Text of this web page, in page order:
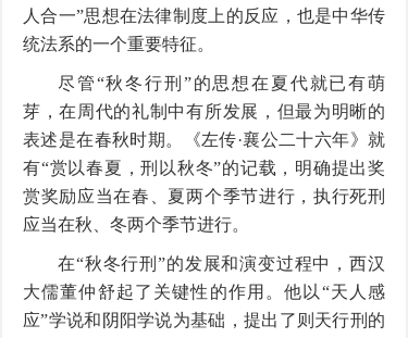
人合一”思想在法律制度上的反应，也是中华传
统法系的一个重要特征。
尽管“秋冬行刑”的思想在夏代就已有萌
芽，在周代的礼制中有所发展，但最为明晰的
表述是在春秋时期。《左传·襄公二十六年》就
有“赏以春夏，刑以秋冬”的记载，明确提出奖
赏奖励应当在春、夏两个季节进行，执行死刑
应当在秋、冬两个季节进行。
在“秋冬行刑”的发展和演变过程中，西汉
大儒董仲舒起了关键性的作用。他以“天人感
应”学说和阴阳学说为基础，提出了则天行刑的